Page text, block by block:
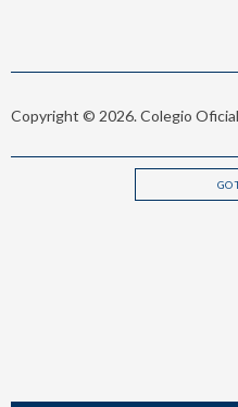
Copyright © 2026. Colegio
GO